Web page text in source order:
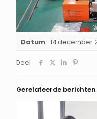
Datum 14 december
Deel
Gerelateerde berichten